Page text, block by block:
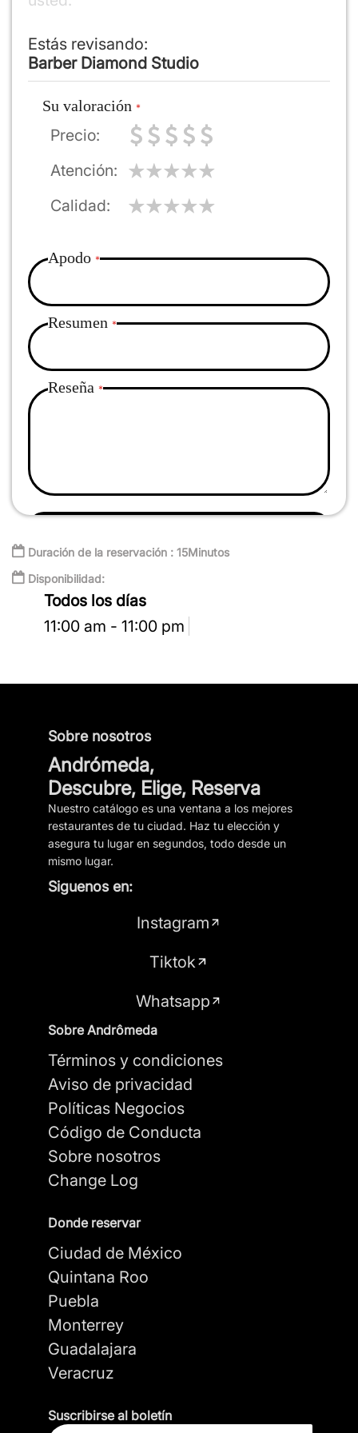
Estás revisando:
Barber Diamond Studio
Su valoración
Precio
Atención
Calidad
Apodo
Resumen
Reseña
Duración de la reservación : 15Minutos
Disponibilidad:
Todos los días
11:00 am - 11:00 pm
Sobre nosotros
Andrómeda,
Descubre, Elige, Reserva
Nuestro catálogo es una ventana a los mejores
restaurantes de tu ciudad. Haz tu elección y
asegura tu lugar en segundos, todo desde un
mismo lugar.
Siguenos en:
Instagram
Tiktok
Whatsapp
Sobre Andrômeda
Términos y condiciones
Aviso de privacidad
Políticas Negocios
Código de Conducta
Sobre nosotros
Change Log
Donde reservar
Ciudad de México
Quintana Roo
Puebla
Monterrey
Guadalajara
Veracruz
Suscribirse al boletín